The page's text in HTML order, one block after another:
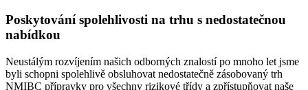
Poskytování spolehlivosti na trhu s nedostatečnou
nabídkou
Neustálým rozvíjením našich odborných znalostí po mnoho let jsme
byli schopni spolehlivě obsluhovat nedostatečně zásobovaný trh
NMIBC přípravky pro všechny rizikové třídy a zpřístupňovat naše